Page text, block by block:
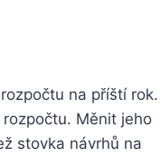
na příští rok.
Měnit jeho
stovka návrhů na